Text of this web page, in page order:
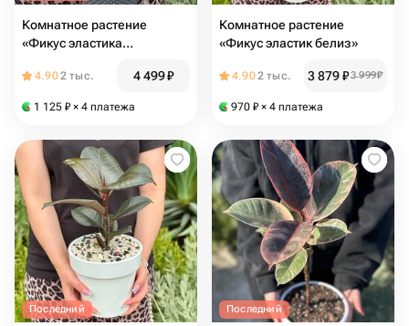
Комнатное растение
«Фикус эластика
4.902 тыс. 4 499₽
1 125 ₽ × 4 платежа
Комнатное растение
«Фикус эластик белиз»
4.902 тыс. 3 879₽3 999₽
970 ₽ × 4 платежа
Последний Последний